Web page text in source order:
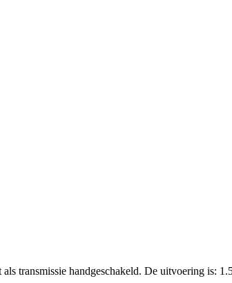
transmissie handgeschakeld. De uitvoering is: